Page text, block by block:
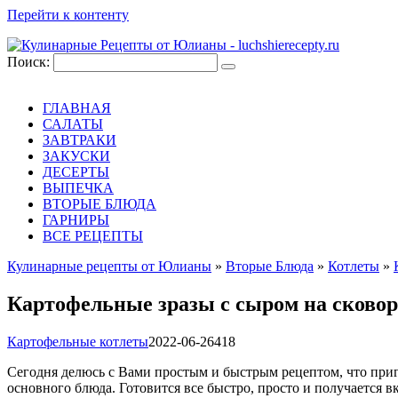
Перейти к контенту
Поиск:
ГЛАВНАЯ
САЛАТЫ
ЗАВТРАКИ
ЗАКУСКИ
ДЕСЕРТЫ
ВЫПЕЧКА
ВТОРЫЕ БЛЮДА
ГАРНИРЫ
ВСЕ РЕЦЕПТЫ
Кулинарные рецепты от Юлианы » Вторые Блюда » Котлеты »
Картофельные зразы с сыром на
Картофельные котлеты2022-06-26418
Сегодня делюсь с Вами простым и быстрым рецептом, что
основного блюда. Готовится все быстро, просто и